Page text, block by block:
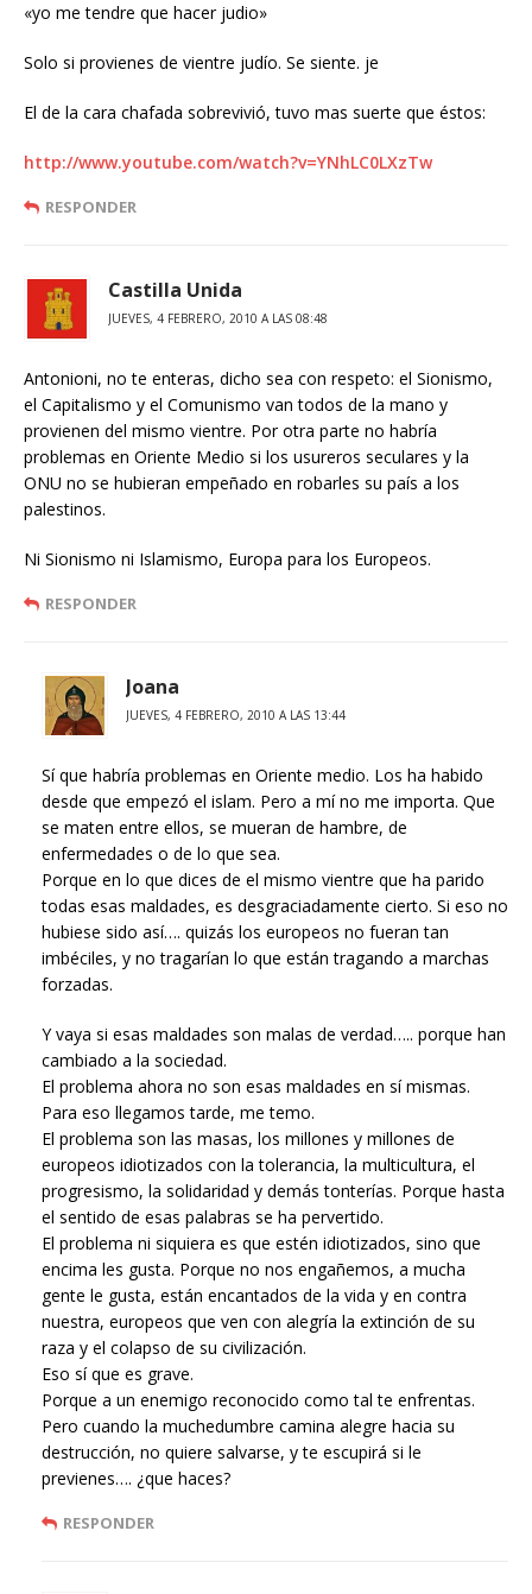
«yo me tendre que hacer judio»
Solo si provienes de vientre judío. Se siente. je
El de la cara chafada sobrevivió, tuvo mas suerte que éstos:
http://www.youtube.com/watch?v=YNhLC0LXzTw
RESPONDER
Castilla Unida
JUEVES, 4 FEBRERO, 2010 A LAS 08:48
Antonioni, no te enteras, dicho sea con respeto: el Sionismo,
el Capitalismo y el Comunismo van todos de la mano y
provienen del mismo vientre. Por otra parte no habría
problemas en Oriente Medio si los usureros seculares y la
ONU no se hubieran empeñado en robarles su país a los
palestinos.
Ni Sionismo ni Islamismo, Europa para los Europeos.
RESPONDER
Joana
JUEVES, 4 FEBRERO, 2010 A LAS 13:44
Sí que habría problemas en Oriente medio. Los ha habido
desde que empezó el islam. Pero a mí no me importa. Que
se maten entre ellos, se mueran de hambre, de
enfermedades o de lo que sea.
Porque en lo que dices de el mismo vientre que ha parido
todas esas maldades, es desgraciadamente cierto. Si eso no
hubiese sido así…. quizás los europeos no fueran tan
imbéciles, y no tragarían lo que están tragando a marchas
forzadas.
Y vaya si esas maldades son malas de verdad….. porque han
cambiado a la sociedad.
El problema ahora no son esas maldades en sí mismas.
Para eso llegamos tarde, me temo.
El problema son las masas, los millones y millones de
europeos idiotizados con la tolerancia, la multicultura, el
progresismo, la solidaridad y demás tonterías. Porque hasta
el sentido de esas palabras se ha pervertido.
El problema ni siquiera es que estén idiotizados, sino que
encima les gusta. Porque no nos engañemos, a mucha
gente le gusta, están encantados de la vida y en contra
nuestra, europeos que ven con alegría la extinción de su
raza y el colapso de su civilización.
Eso sí que es grave.
Porque a un enemigo reconocido como tal te enfrentas.
Pero cuando la muchedumbre camina alegre hacia su
destrucción, no quiere salvarse, y te escupirá si le
previenes…. ¿que haces?
RESPONDER